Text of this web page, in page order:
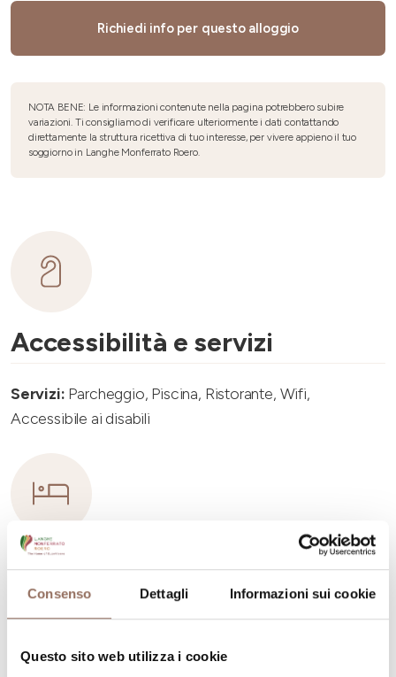
Consenso Dettagli Informazioni sui cookie
Questo sito web utilizza i cookie
Richiedi info per questo alloggio
NOTA BENE: Le informazioni contenute nella pagina potrebbero subire
variazioni. Ti consigliamo di verificare ulteriormente i dati contattando
direttamente la struttura ricettiva di tuo interesse, per vivere appieno il tuo
soggiorno in Langhe Monferrato Roero.
Accessibilità e servizi
Servizi: Parcheggio, Piscina, Ristorante, Wifi,
Accessibile ai disabili
Capacità ricettiva
Numero stanze:5